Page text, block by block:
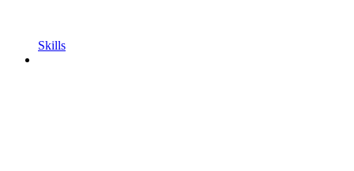
Skills